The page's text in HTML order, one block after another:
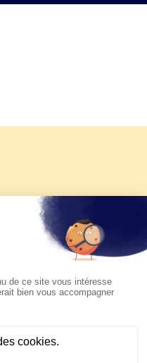
d'été 2026 de KTO
du pape Léon
à suivre sur KTO le
Argentine et
17 novembre 2026